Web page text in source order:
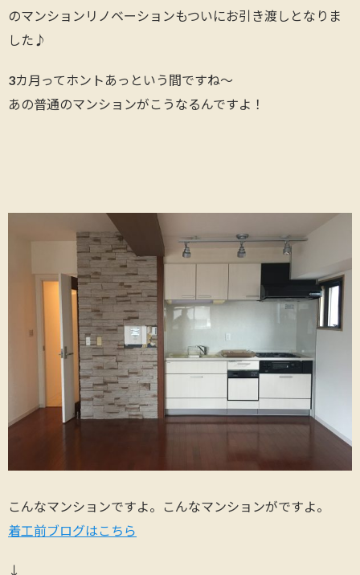
のマンションリノベーションもついにお引き渡しとなりま
した♪
3カ月ってホントあっという間ですね～
あの普通のマンションがこうなるんですよ！
こんなマンションですよ。こんなマンションがですよ。
着工前ブログはこちら
↓